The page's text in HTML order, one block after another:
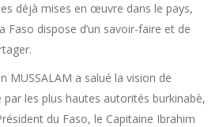
déjà mises en œuvre dans le pays,
Faso dispose d’un savoir-faire et de
MUSSALAM a salué la vision de
les plus hautes autorités burkinabè,
du Faso, le Capitaine Ibrahim